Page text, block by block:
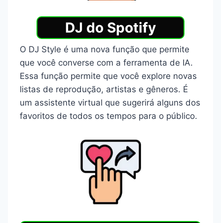
DJ do Spotify
O DJ Style é uma nova função que permite
que você converse com a ferramenta de IA.
Essa função permite que você explore novas
listas de reprodução, artistas e gêneros. É
um assistente virtual que sugerirá alguns dos
favoritos de todos os tempos para o público.